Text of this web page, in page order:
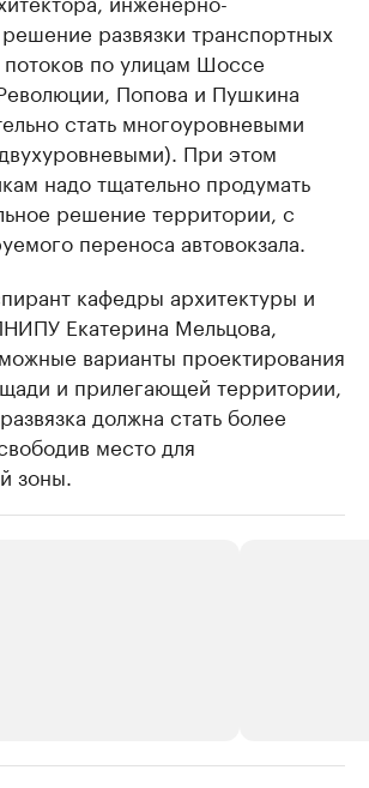
развязки транспортных
по улицам Шоссе
Попова и Пушкина
стать многоуровневыми
При этом
надо тщательно продумать
решение территории, с
переноса автовокзала.
кафедры архитектуры и
Екатерина Мельцова,
варианты проектирования
и прилегающей территории,
должна стать более
место для
зоны.